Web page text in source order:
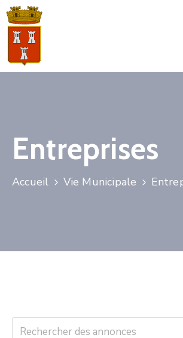
Accueil
Manifestations
Vie
Municipale
Entreprises
Accueil Vie Municipale